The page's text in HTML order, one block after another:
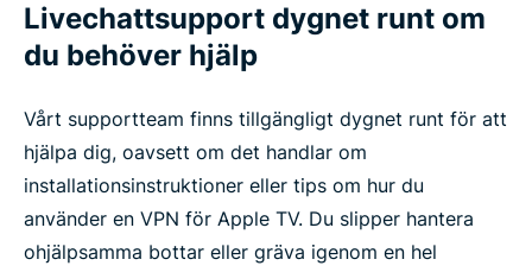
Livechattsupport dygnet runt om
du behöver hjälp
Vårt supportteam finns tillgängligt dygnet runt för att
hjälpa dig, oavsett om det handlar om
installationsinstruktioner eller tips om hur du
använder en VPN för Apple TV. Du slipper hantera
ohjälpsamma bottar eller gräva igenom en hel